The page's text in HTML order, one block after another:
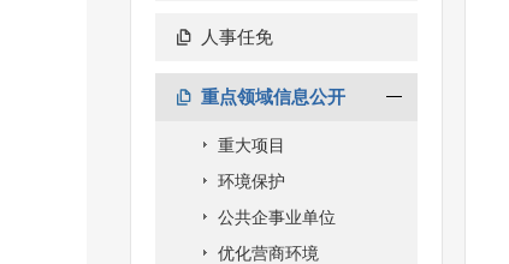
人事任免
重点领域信息公开
重大项目
环境保护
公共企事业单位
优化营商环境